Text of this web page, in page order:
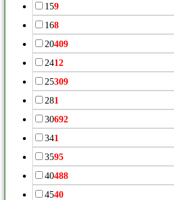
159
168
20409
2412
25309
281
30692
341
3595
40488
4540